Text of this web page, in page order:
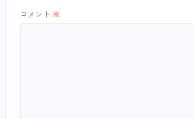
コメント ※